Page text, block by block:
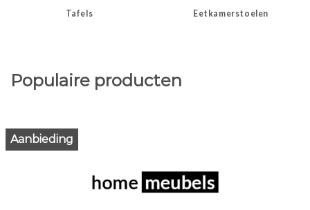
Tafels Eetkamerstoelen
Populaire producten
Aanbieding